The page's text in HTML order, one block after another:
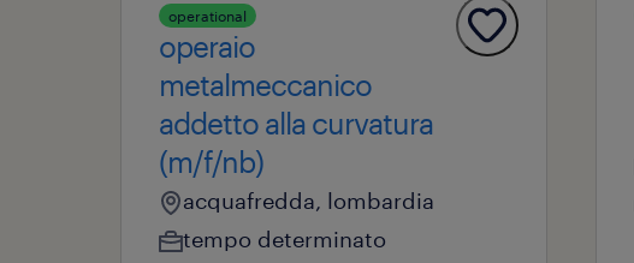
operational
operaio
metalmeccanico
addetto alla curvatura
(m/f/nb)
acquafredda, lombardia
tempo determinato